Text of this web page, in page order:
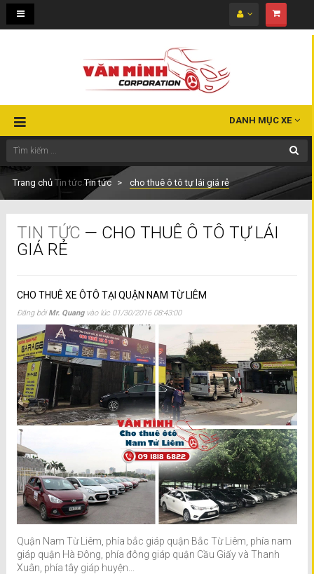
Toggle
navigation
DANH MỤC XE
Trang chủ Tin tức Tin tức cho thuê ô tô tự lái giá rẻ
TIN TỨC — CHO THUÊ Ô TÔ TỰ LÁI
GIÁ RẺ
CHO THUÊ XE ÔTÔ TẠI QUẬN NAM TỪ LIÊM
Đăng bởiMr. Quangvào lúc 01/30/2016 08:43:00
Quận Nam Từ Liêm, phía bắc giáp quận Bắc Từ Liêm, phía nam
giáp quận Hà Đông, phía đông giáp quận Cầu Giấy và Thanh
Xuân, phía tây giáp huyện...